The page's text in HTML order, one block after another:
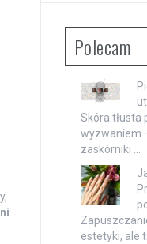
Polecam
Skóra tłusta
wyzwaniem
zaskórniki …
estetyki, ale